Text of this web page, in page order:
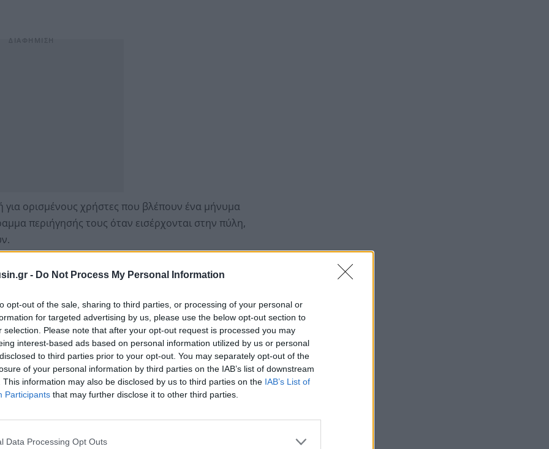
- Do Not Process My Personal Information
opt-out of the sale, sharing to third parties, or processing of your personal or
for targeted advertising by us, please use the below opt-out section to
selection. Please note that after your opt-out request is processed you may
interest-based ads based on personal information utilized by us or personal
to third parties prior to your opt-out. You may separately opt-out of the
of your personal information by third parties on the IAB’s list of downstream
This information may also be disclosed by us to third parties on the IAB’s List of
Participants that may further disclose it to other third parties.
Data Processing Opt Outs
ορισμένους χρήστες που βλέπουν ένα μήνυμα
περιήγησής τους όταν εισέρχονται στην πύλη,
του X άρχισε σε ορισμένους παρόχους
υλοποιηθεί πλήρως στη διάρκεια της ημέρας.